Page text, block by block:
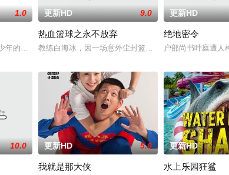
害者的老友，前往法国土伦军事基地展开调查。他与克里斯汀伪
1.0
年的危害，对社会秩序的破坏为主题，旨在通过电影让观众意识
更新HD 9.0
热血篮球之永不放弃
教练白海冰，因一场意外尘封篮球梦。为完成病危师兄
更新HD
绝地密令
户部尚书叶庭遭人
10.0 更新HD 5.0
我就是那大侠
更新HD
水上乐园狂鲨